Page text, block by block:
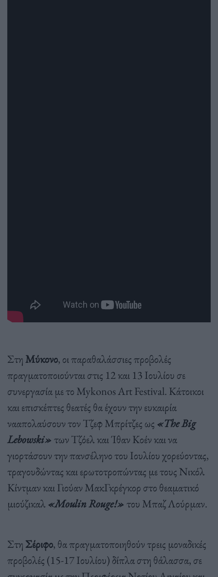
ΣτηΜύκονο, οι παραθαλάσσιες προβολές
πραγματοποιούνται στις 12 και 13 Ιουλίου σε
συνεργασία με το Mykonos Art Festival. Κάτοικοι
και επισκέπτες θεατές θα έχουν την ευκαιρία
νααπολαύσουν τον Τζεφ Μπρίτζες ως «The Big
Lebowski» των Τζόελ και Ίθαν Κοέν και να
γιορτάσουν την πανσέληνο του Ιουλίου χορεύοντας,
τραγουδώντας και ερωτοτροπώντας με τους Νικόλ
Κίντμαν και Γιούαν ΜακΓκρέγκορ στο θεαματικό
μιούζικαλ «Moulin Rouge!» του Μπαζ Λούρμαν.
Στη Σέριφο, θα πραγματοποιηθούν τρεις μοναδικές
προβολές (15-17 Ιουλίου) δίπλα στη θάλασσα, σε